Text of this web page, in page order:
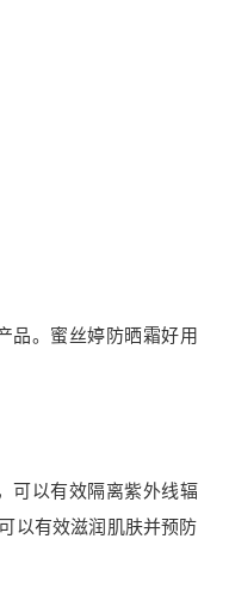
品。蜜丝婷防晒霜好用
可以有效隔离紫外线辐
以有效滋润肌肤并预防